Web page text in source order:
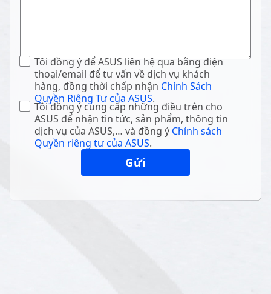
Tôi đồng ý để ASUS liên hệ qua bằng điện
thoại/email để tư vấn về dịch vụ khách
hàng, đồng thời chấp nhận Chính Sách
Quyền Riêng Tư của ASUS.
Tôi đồng ý cung cấp những điều trên cho
ASUS để nhận tin tức, sản phẩm, thông tin
dịch vụ của ASUS,… và đồng ý Chính sách
Quyền riêng tư của ASUS.